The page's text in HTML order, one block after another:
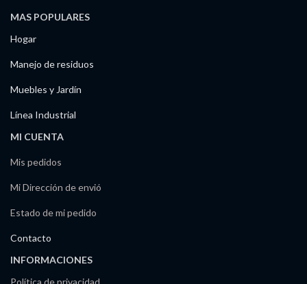
MAS POPULARES
Hogar
Manejo de residuos
Muebles y Jardín
Línea Industrial
MI CUENTA
Mis pedidos
Mi Dirección de envió
Estado de mi pedido
Contacto
INFORMACIONES